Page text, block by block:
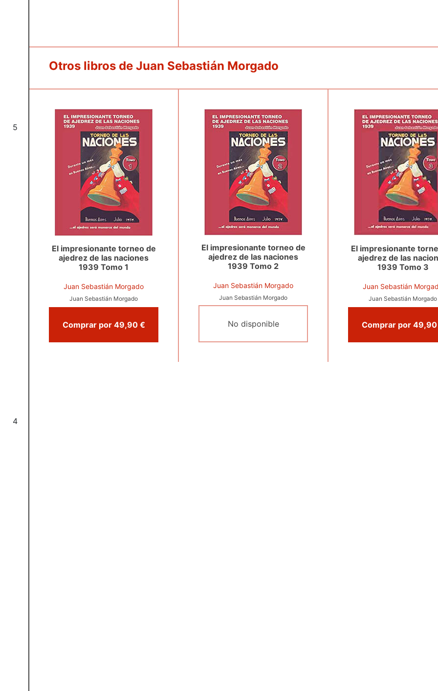
5
4
Otros libros de Juan Sebastián Morgado
El impresionante torneo de
ajedrez de las naciones
1939 Tomo 1
Juan Sebastián Morgado
Juan Sebastián Morgado
Comprar por 49,90 €
El impresionante torneo de
ajedrez de las naciones
1939 Tomo 2
Juan Sebastián Morgado
Juan Sebastián Morgado
No disponible
El impresionante
ajedrez de las
1939 Tomo 3
Juan Sebastián
Juan Sebastián Morgado